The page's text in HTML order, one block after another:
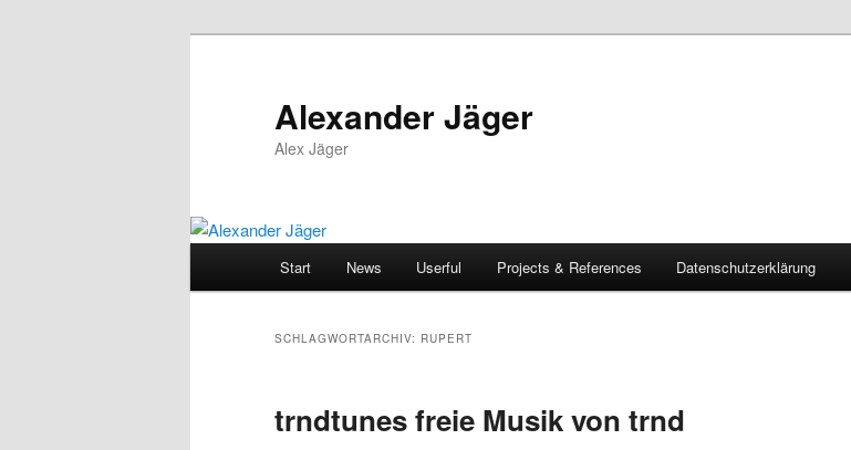
Alexander Jäger
Alex Jäger
Start News Userful Projects & References Datenschutzerklärung
SCHLAGWORTARCHIV: RUPERT
trndtunes freie Musik von trnd